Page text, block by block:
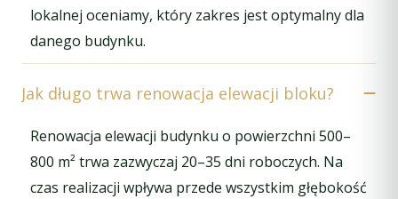
lokalnej oceniamy, który zakres jest optymalny dla
danego budynku.
Jak długo trwa renowacja elewacji bloku?
Renowacja elewacji budynku o powierzchni 500–
800 m² trwa zazwyczaj 20–35 dni roboczych. Na
czas realizacji wpływa przede wszystkim głębokość